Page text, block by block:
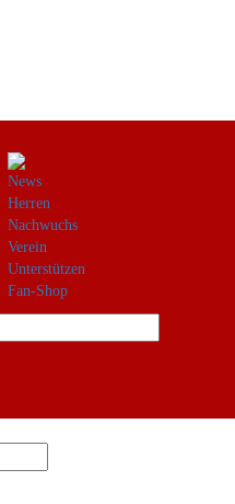
News
Herren
Nachwuchs
Verein
Unterstützen
Fan-Shop